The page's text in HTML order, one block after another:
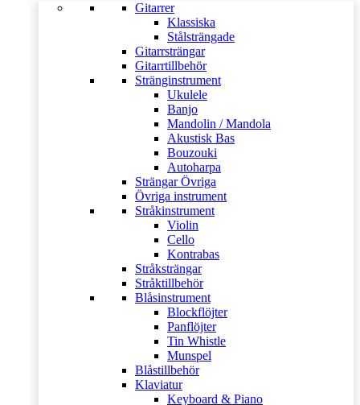
Gitarrer
Klassiska
Stålsträngade
Gitarrsträngar
Gitarrtillbehör
Stränginstrument
Ukulele
Banjo
Mandolin / Mandola
Akustisk Bas
Bouzouki
Autoharpa
Strängar Övriga
Övriga instrument
Stråkinstrument
Violin
Cello
Kontrabas
Stråksträngar
Stråktillbehör
Blåsinstrument
Blockflöjter
Panflöjter
Tin Whistle
Munspel
Blåstillbehör
Klaviatur
Keyboard & Piano